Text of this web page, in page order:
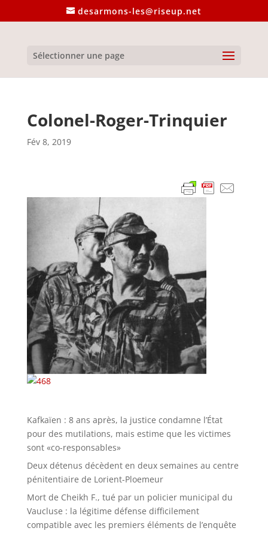
desarmons-les@riseup.net
Sélectionner une page
Colonel-Roger-Trinquier
Fév 8, 2019
Kafkaïen : 8 ans après, la justice condamne l’État
pour des mutilations, mais estime que les victimes
sont «co-responsables»
Deux détenus décèdent en deux semaines au centre
pénitentiaire de Lorient-Ploemeur
Mort de Cheikh F., tué par un policier municipal du
Vaucluse : la légitime défense difficilement
compatible avec les premiers éléments de l’enquête